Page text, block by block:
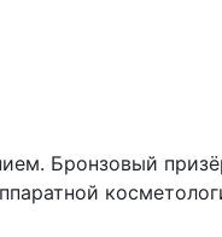
Бронзовый